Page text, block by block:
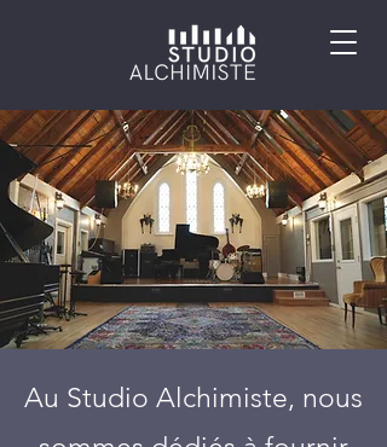
Au Studio Alchimiste, nous